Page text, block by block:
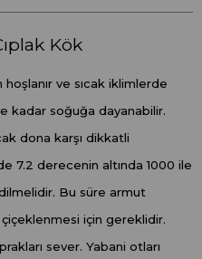
Kök
ve sıcak iklimlerde
kadar soğuğa dayanabilir.
dona karşı dikkatli
7.2 derecenin altında 1000 ile
Bu süre armut
çiçeklenmesi için gereklidir.
sever. Yabani otları